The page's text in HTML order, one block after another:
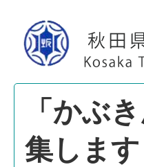
「かぶ
集します